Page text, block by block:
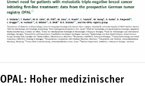
OPAL: Hoher medizinischer